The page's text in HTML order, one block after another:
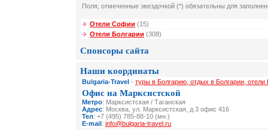
Поля, отмеченные звездочкой (*) обязательны для
Отели Софии (15)
Отели Болгарии (308)
Спонсоры сайта
Наши координаты
Bulgaria-Travel - туры в Болгарию, отдых в Болгарии, отели
Офис на Марксистской
Метро: Марксистская / Таганская
Адрес: Москва, ул. Марксистская, д 3 офис 416
Тел: +7 (495) 785-88-10 (мн.)
E-mail: info@bulgaria-travel.ru